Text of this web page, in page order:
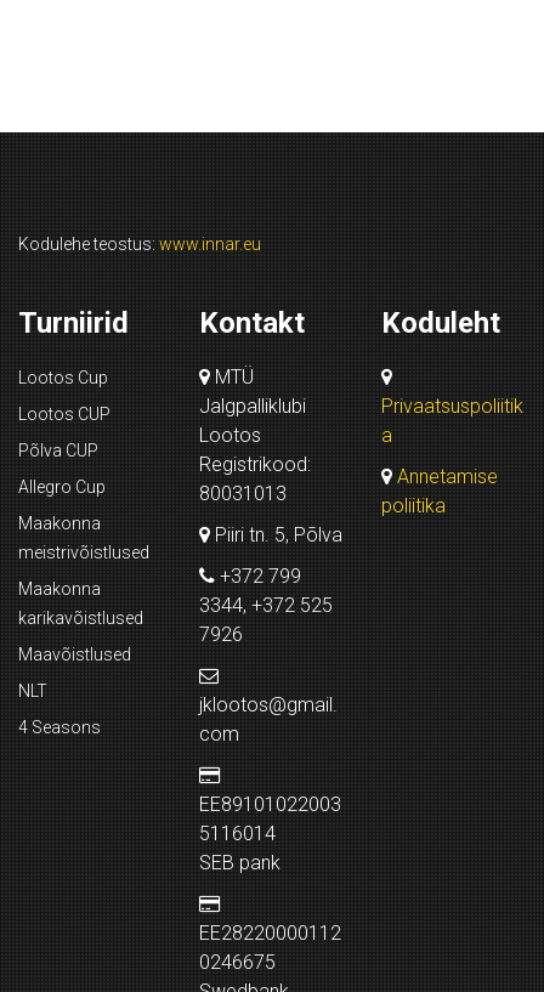
Kodulehe teostus: www.innar.eu
Turniirid
Lootos Cup
Lootos CUP
Põlva CUP
Allegro Cup
Maakonna
meistrivõistlused
Maakonna
karikavõistlused
Maavõistlused
NLT
4 Seasons
Kontakt
MTÜ
Jalgpalliklubi
Lootos
Registrikood:
80031013
Piiri tn. 5, Põlva
+372 799
3344, +372 525
7926
jklootos@gmail.
com
EE89101022003
5116014
SEB pank
EE28220000112
0246675
Koduleht
Privaatsuspoliitik
a
Annetamise
poliitika